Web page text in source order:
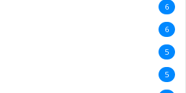
6
6
5
5